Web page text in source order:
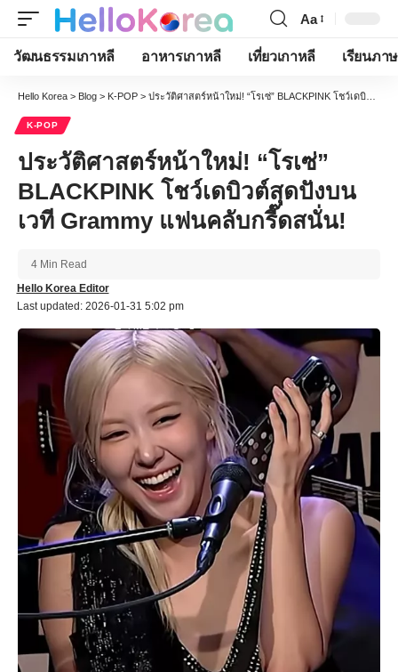
Font
Resizer
Aa
วัฒนธรรมเกาหลี อาหารเกาหลี เที่ยวเกาหลี เรียนภา
Hello Korea > Blog > K-POP > ประวัติศาสตร์หน้าใหม่! “โรเซ่” BLACKPINK โชว์เดบิวต์สุดปังบนเวที Grammy แฟนคลับกรี๊ดสนั่น!
K-POP
ประวัติศาสตร์หน้าใหม่! “โรเซ่”
BLACKPINK โชว์เดบิวต์สุดปังบน
เวที Grammy แฟนคลับกรี๊ดสนั่น!
Last updated: 2026-01-31 5:02 pm
Hello Korea Editor
4 Min Read